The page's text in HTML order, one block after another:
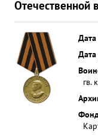
Отечественной
гв.